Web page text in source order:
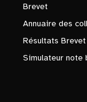
Brevet
Annuaire des
Résultats Brevet
Simulateur note